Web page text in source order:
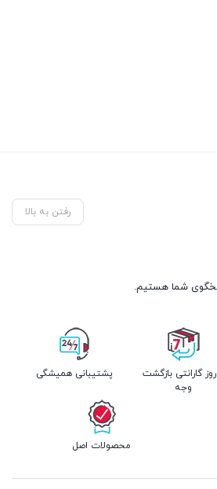
رفتن به بالا
7 روز گارانتی بازگشت
وجه
پشتیبانی همیشگی
محصولات اصل